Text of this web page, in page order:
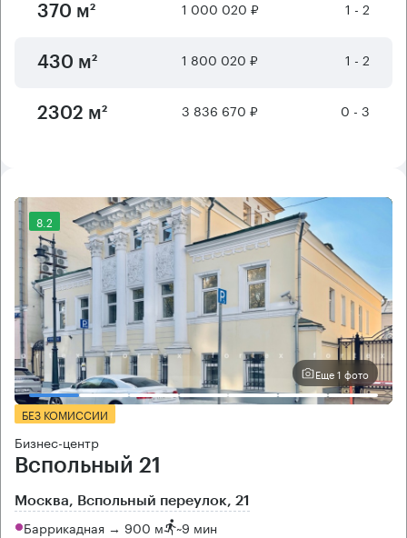
370 м² 1 000 020 ₽ 1 - 2
430 м² 1 800 020 ₽ 1 - 2
2302 м² 3 836 670 ₽ 0 - 3
8.2
Еще 1 фото
БЕЗ КОМИССИИ
Бизнес-центр
Вспольный 21
Москва, Вспольный переулок, 21
Баррикадная → 900 м ~9 мин